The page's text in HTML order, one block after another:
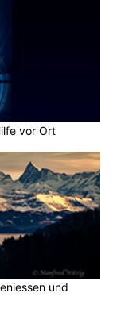
vor Ort
und